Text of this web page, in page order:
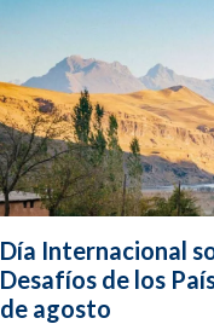
Día Internacional
Desafíos de los
de agosto